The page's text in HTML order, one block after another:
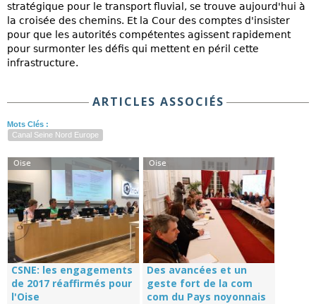
stratégique pour le transport fluvial, se trouve aujourd'hui à
la croisée des chemins. Et la Cour des comptes d'insister
pour que les autorités compétentes agissent rapidement
pour surmonter les défis qui mettent en péril cette
infrastructure.
ARTICLES ASSOCIÉS
Mots Clés :
Canal Seine Nord Europe
Oise
CSNE: les engagements
de 2017 réaffirmés pour
l'Oise
Oise
Des avancées et un
geste fort de la com
com du Pays noyonnais